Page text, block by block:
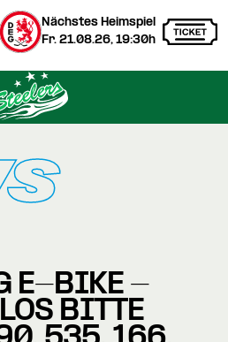
Nächstes Heimspiel
Fr. 21.08.26, 19:30h
E-BIKE -
BITTE